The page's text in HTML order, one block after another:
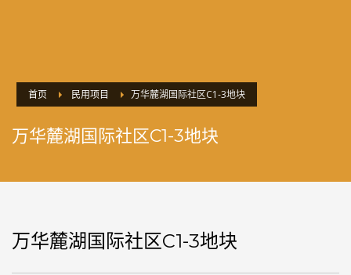
首页 民用项目 万华麓湖国际社区C1-3地块
万华麓湖国际社区C1-3地块
万华麓湖国际社区C1-3地块